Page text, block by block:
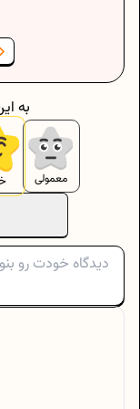
معمولی
به